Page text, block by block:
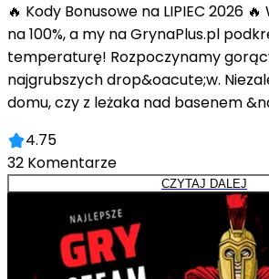
🔥 Kody Bonusowe na LIPIEC 2026
na 100%, a my na GrynaPlus.pl
temperaturę! Rozpoczynamy
najgrubszych drop&oacute;w.
domu, czy z leżaka nad basenem
4.75
32 Komentarze
CZYTAJ DALEJ